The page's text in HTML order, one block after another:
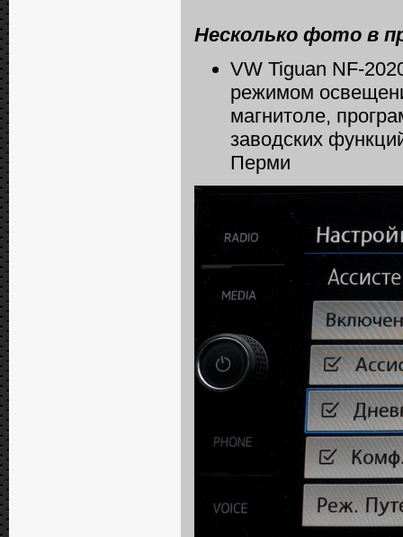
Несколько фото в
VW Tiguan NF-
режимом
магнитоле,
заводских
Перми